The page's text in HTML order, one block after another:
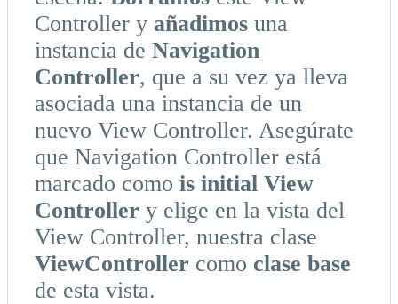
Controller y añadimos una
instancia de Navigation
Controller, que a su vez ya lleva
asociada una instancia de un
nuevo View Controller. Asegúrate
que Navigation Controller está
marcado como is initial View
Controller y elige en la vista del
View Controller, nuestra clase
ViewController como clase base
de esta vista.